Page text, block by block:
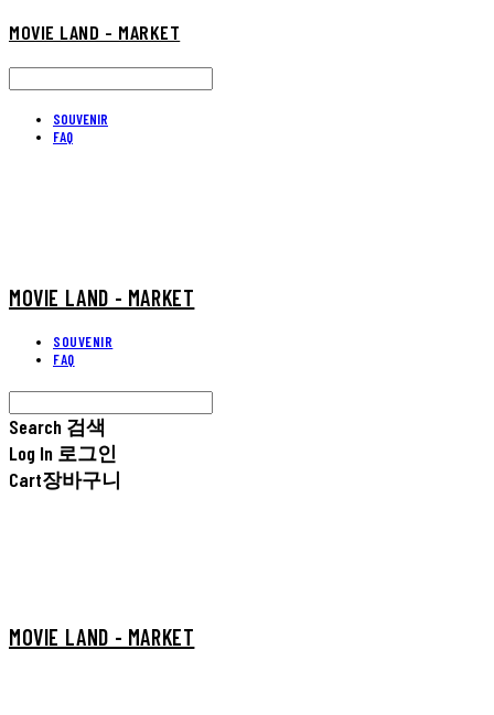
MOVIE LAND - MARKET
SOUVENIR
FAQ
MOVIE LAND - MARKET
SOUVENIR
FAQ
Search 검색
Log In 로그인
Cart장바구니
MOVIE LAND - MARKET